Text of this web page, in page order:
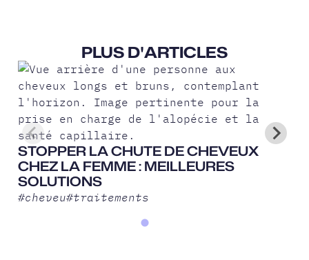
PLUS D'ARTICLES
STOPPER LA CHUTE DE CHEVEUX
CHEZ LA FEMME : MEILLEURES
SOLUTIONS
#cheveu#traitements